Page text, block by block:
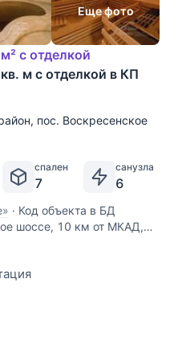
Еще фото
с отделкой
м с отделкой в КП
, пос. Воскресенское
спален
7
санузла
6
· Код объекта в БД
шоссе, 10 км от МКАД,
в строгоохраняемом
в едином стиле, в самом
шоссе, в окружении